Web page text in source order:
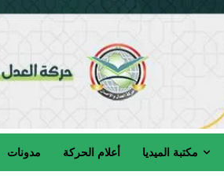
مكتبة الميديا أعلام الحركة مدونات